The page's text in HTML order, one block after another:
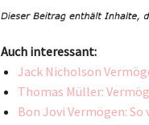
Auch interessant:
Jack Nicholson
Thomas Müller:
Bon Jovi Vermögen: